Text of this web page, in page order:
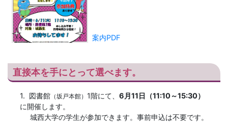
案内PDF
直接本を手にとって選べます。
1. 図書館 （坂戸本館） 1階にて、 6月11日（11:10～15:30）
に開催します。
城西大学の学生が参加できます。事前申込は不要です。